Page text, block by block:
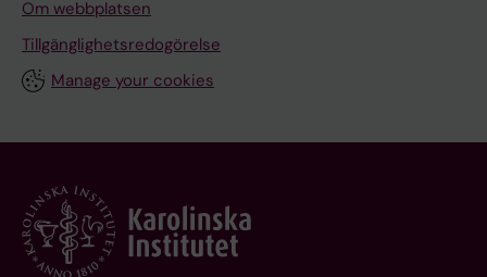
Om webbplatsen
Tillgänglighetsredogörelse
Manage your cookies